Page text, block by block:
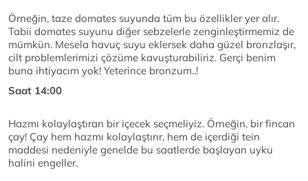
Örneğin, taze domates suyunda tüm bu özellikler yer alır.
Tabii domates suyunu diğer sebzelerle zenginleştirmemiz de
mümkün. Mesela havuç suyu eklersek daha güzel bronzlaşır,
cilt problemlerimizi çözüme kavuşturabiliriz. Gerçi benim
buna ihtiyacım yok! Yeterince bronzum..!
Saat 14:00
Hazmı kolaylaştıran bir içecek seçmeliyiz. Örneğin, bir fincan
çay! Çay hem hazmı kolaylaştırır, hem de içerdiği tein
maddesi nedeniyle genelde bu saatlerde başlayan uyku
halini engeller.